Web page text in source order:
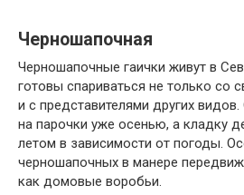
Черношапочная
Черношапочные гаички живут в
готовы спариваться не только со
и с представителями других
на парочки уже осенью, а кладку
летом в зависимости от погоды.
черношапочных в манере
как домовые воробьи.